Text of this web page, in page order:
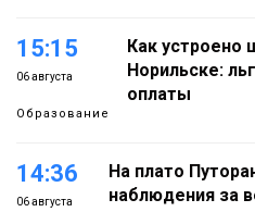
15:15
06 августа
Образование
Как устроено
Норильске:
оплаты
14:36
06 августа
На плато
наблюдения за